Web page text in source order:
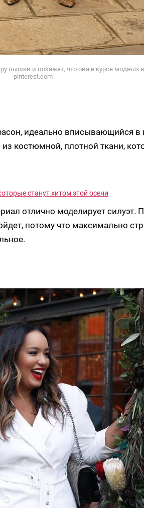
пышки и покажет, что она в курсе модных
pinterest.com
идеально вписывающийся
костюмной, плотной ткани,
станут хитом этой осени
отлично моделирует силуэт.
потому что максимально